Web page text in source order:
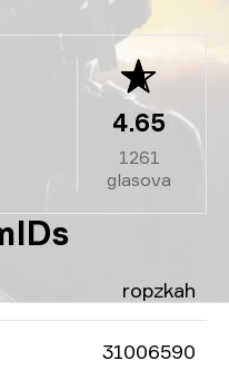
4.65
1261
glasova
ropzkah
31006590